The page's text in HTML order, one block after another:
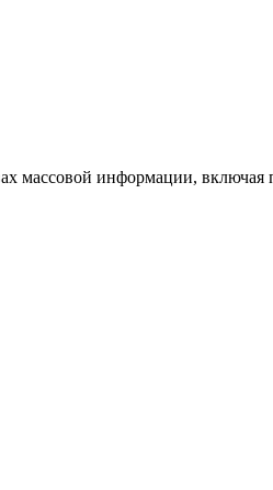
информации, включая